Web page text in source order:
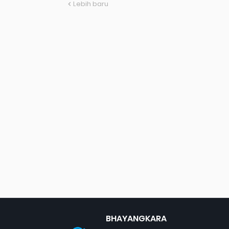
Lebih baru
BHAYANGKARA